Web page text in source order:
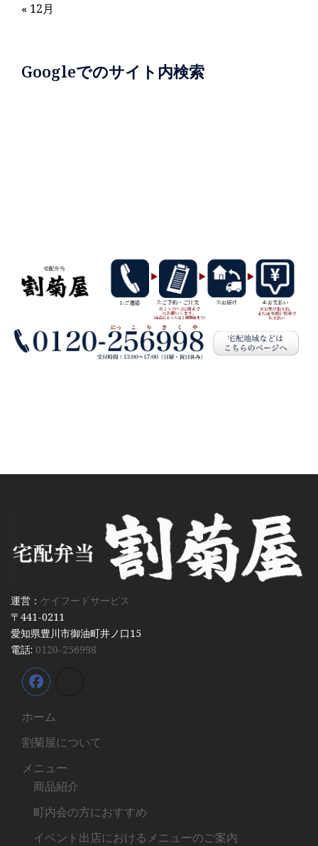
« 12月
Googleでのサイト内検索
運営： ケイフードサービス
〒441-0211
愛知県豊川市御油町井ノ口15
電話: 0120-256998
ホーム
割菊屋について
メニュー
商品紹介
町内会の方におすすめ
イベント出店におけるメニューのご案内